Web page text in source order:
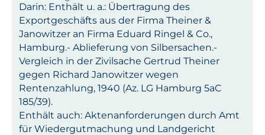
Darin: Enthält u. a.: Übertragung des
Exportgeschäfts aus der Firma Theiner &
Janowitzer an Firma Eduard Ringel & Co.,
Hamburg.- Ablieferung von Silbersachen.-
Vergleich in der Zivilsache Gertrud Theiner
gegen Richard Janowitzer wegen
Rentenzahlung, 1940 (Az. LG Hamburg 5aC
185/39).
Enthält auch: Aktenanforderungen durch Amt
für Wiedergutmachung und Landgericht